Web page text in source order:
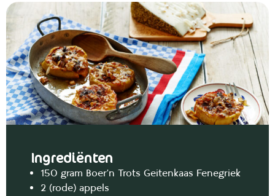
Ingrediënten
150 gram Boer’n Trots Geitenkaas Fenegriek
2 (rode) appels